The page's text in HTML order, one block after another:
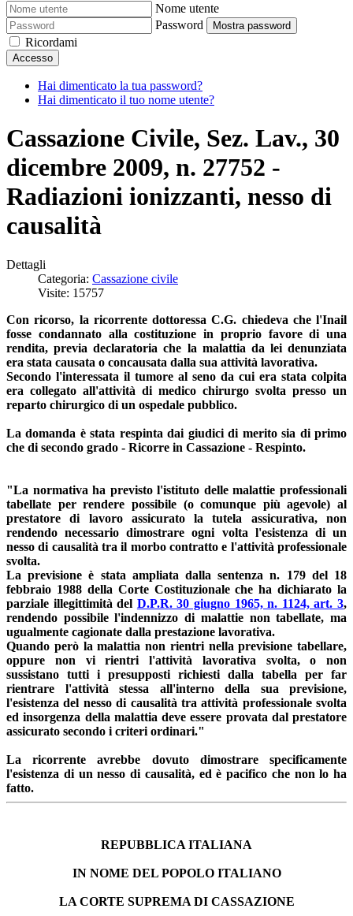
Nome utente
Password
Mostra password
Ricordami
Accesso
Hai dimenticato la tua password?
Hai dimenticato il tuo nome utente?
Cassazione Civile, Sez. Lav., 30
dicembre 2009, n. 27752 -
Radiazioni ionizzanti, nesso di
causalità
Dettagli
Categoria: Cassazione civile
Visite: 15757
Con ricorso, la ricorrente dottoressa C.G. chiedeva che l'Inail
fosse condannato alla costituzione in proprio favore di una
rendita, previa declaratoria che la malattia da lei denunziata
era stata causata o concausata dalla sua attività lavorativa.
Secondo l'interessata il tumore al seno da cui era stata colpita
era collegato all'attività di medico chirurgo svolta presso un
reparto chirurgico di un ospedale pubblico.
La domanda è stata respinta dai giudici di merito sia di primo
che di secondo grado - Ricorre in Cassazione - Respinto.
"La normativa ha previsto l'istituto delle malattie professionali
tabellate per rendere possibile (o comunque più agevole) al
prestatore di lavoro assicurato la tutela assicurativa, non
rendendo necessario dimostrare ogni volta l'esistenza di un
nesso di causalità tra il morbo contratto e l'attività professionale
svolta.
La previsione è stata ampliata dalla sentenza n. 179 del 18
febbraio 1988 della Corte Costituzionale che ha dichiarato la
parziale illegittimità del D.P.R. 30 giugno 1965, n. 1124, art. 3,
rendendo possibile l'indennizzo di malattie non tabellate, ma
ugualmente cagionate dalla prestazione lavorativa.
Quando però la malattia non rientri nella previsione tabellare,
oppure non vi rientri l'attività lavorativa svolta, o non
sussistano tutti i presupposti richiesti dalla tabella per far
rientrare l'attività stessa all'interno della sua previsione,
l'esistenza del nesso di causalità tra attività professionale svolta
ed insorgenza della malattia deve essere provata dal prestatore
assicurato secondo i criteri ordinari."
La ricorrente avrebbe dovuto dimostrare specificamente
l'esistenza di un nesso di causalità, ed è pacifico che non lo ha
fatto.
REPUBBLICA ITALIANA
IN NOME DEL POPOLO ITALIANO
LA CORTE SUPREMA DI CASSAZIONE